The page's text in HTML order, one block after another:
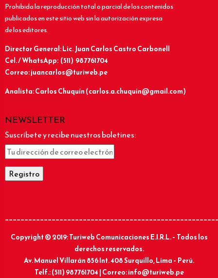
Prohibida la reproducción total o parcial de los contenidos
publicados en este sitio web sin la autorización expresa
de los editores.
Director General: Lic.Juan Carlos Castro Carbonell
Cel. / WhatsApp: (511) 987761704
Correo: juancarlos@turiweb.pe
Analista: Carlos Chuquín (carlos.a.chuquin@gmail.com)
NEWSLETTER
Suscríbete y recibe nuestros boletines:
Copyright © 2019: Turiweb Comunicaciones E.I.R.L. – Todos los
derechos reservados.
Av. Manuel Villarán 856 Int. 408 Surquillo, Lima – Perú.
Telf.: (511) 987761704 | Correo: info@turiweb.pe